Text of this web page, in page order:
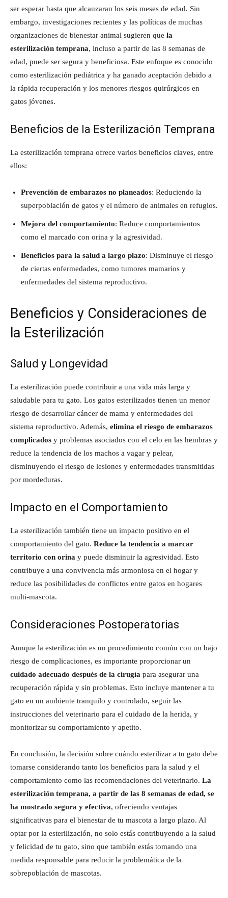
ser esperar hasta que alcanzaran los seis meses de edad. Sin
embargo, investigaciones recientes y las políticas de muchas
organizaciones de bienestar animal sugieren que la
esterilización temprana, incluso a partir de las 8 semanas de
edad, puede ser segura y beneficiosa. Este enfoque es conocido
como esterilización pediátrica y ha ganado aceptación debido a
la rápida recuperación y los menores riesgos quirúrgicos en
gatos jóvenes.
Beneficios de la Esterilización Temprana
La esterilización temprana ofrece varios beneficios claves, entre
ellos:
Prevención de embarazos no planeados: Reduciendo la
superpoblación de gatos y el número de animales en refugios.
Mejora del comportamiento: Reduce comportamientos
como el marcado con orina y la agresividad.
Beneficios para la salud a largo plazo: Disminuye el riesgo
de ciertas enfermedades, como tumores mamarios y
enfermedades del sistema reproductivo.
Beneficios y Consideraciones de
la Esterilización
Salud y Longevidad
La esterilización puede contribuir a una vida más larga y
saludable para tu gato. Los gatos esterilizados tienen un menor
riesgo de desarrollar cáncer de mama y enfermedades del
sistema reproductivo. Además, elimina el riesgo de embarazos
complicados y problemas asociados con el celo en las hembras y
reduce la tendencia de los machos a vagar y pelear,
disminuyendo el riesgo de lesiones y enfermedades transmitidas
por mordeduras.
Impacto en el Comportamiento
La esterilización también tiene un impacto positivo en el
comportamiento del gato. Reduce la tendencia a marcar
territorio con orina y puede disminuir la agresividad. Esto
contribuye a una convivencia más armoniosa en el hogar y
reduce las posibilidades de conflictos entre gatos en hogares
multi-mascota.
Consideraciones Postoperatorias
Aunque la esterilización es un procedimiento común con un bajo
riesgo de complicaciones, es importante proporcionar un
cuidado adecuado después de la cirugía para asegurar una
recuperación rápida y sin problemas. Esto incluye mantener a tu
gato en un ambiente tranquilo y controlado, seguir las
instrucciones del veterinario para el cuidado de la herida, y
monitorizar su comportamiento y apetito.
En conclusión, la decisión sobre cuándo esterilizar a tu gato debe
tomarse considerando tanto los beneficios para la salud y el
comportamiento como las recomendaciones del veterinario. La
esterilización temprana, a partir de las 8 semanas de edad, se
ha mostrado segura y efectiva, ofreciendo ventajas
significativas para el bienestar de tu mascota a largo plazo. Al
optar por la esterilización, no solo estás contribuyendo a la salud
y felicidad de tu gato, sino que también estás tomando una
medida responsable para reducir la problemática de la
sobrepoblación de mascotas.